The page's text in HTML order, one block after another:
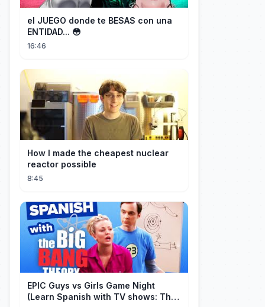
el JUEGO donde te BESAS con una
ENTIDAD... 😳
16:46
How I made the cheapest nuclear
reactor possible
8:45
EPIC Guys vs Girls Game Night
(Learn Spanish with TV shows: The